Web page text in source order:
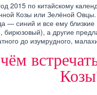
НА НОВЫЙ ГОД САЛАТЫ
2015 по китайскому
Козы или Зелёной
— синий и все ему
бирюзовый), а другие
до изумрудного,